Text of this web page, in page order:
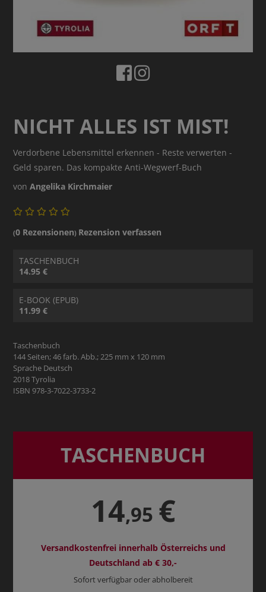
NICHT ALLES IST MIST!
Verdorbene Lebensmittel erkennen - Reste verwerten -
Geld sparen. Das kompakte Anti-Wegwerf-Buch
vonAngelika Kirchmaier
(0 Rezensionen) Rezension verfassen
TASCHENBUCH
14.95 €
E-BOOK (EPUB)
11.99 €
Taschenbuch
144 Seiten; 46 farb. Abb.; 225 mm x 120 mm
Sprache Deutsch
2018 Tyrolia
ISBN 978-3-7022-3733-2
TASCHENBUCH
14,95 €
Versandkostenfrei innerhalb Österreichs und
Deutschland ab € 30,-
Sofort verfügbar oder abholbereit